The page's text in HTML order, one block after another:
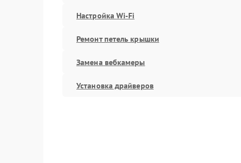
Настройка Wi-Fi
Ремонт петель крышки
Замена вебкамеры
Установка драйверов